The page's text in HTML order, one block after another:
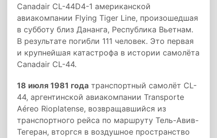
Canadair CL-44D4-1 американской
авиакомпании Flying Tiger Line, произошедшая
в субботу близ Дананга, Республика Вьетнам.
В результате погибли 111 человек. Это первая
и крупнейшая катастрофа в истории самолёта
Canadair CL-44.
18 июля 1981 года транспортный самолёт CL-
44, аргентинской авиакомпании Transporte
Aéreo Rioplatense, возвращавшийся из
транспортного рейса по маршруту Тель-Авив-
Тегеран, вторгся в воздушное пространство